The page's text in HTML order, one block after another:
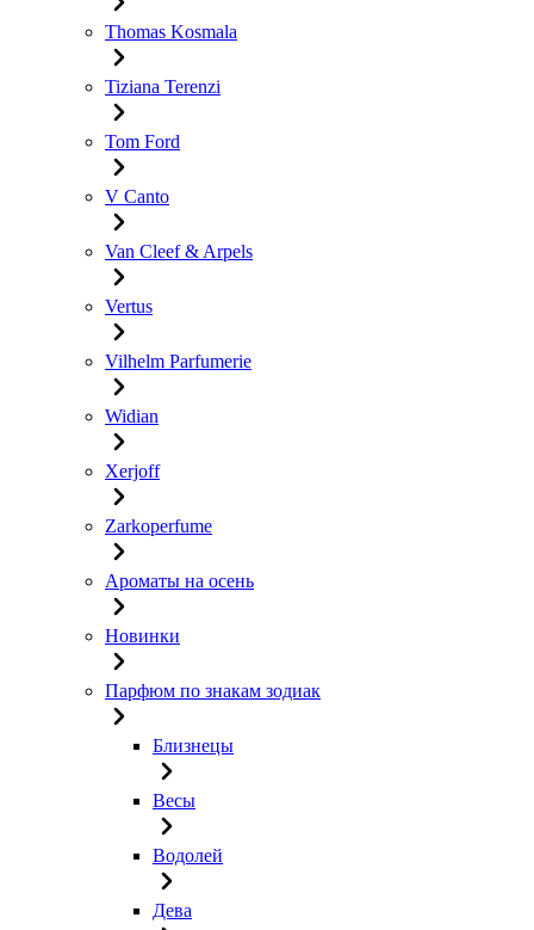
Thomas Kosmala
Tiziana Terenzi
Tom Ford
V Canto
Van Cleef & Arpels
Vertus
Vilhelm Parfumerie
Widian
Xerjoff
Zarkoperfume
Ароматы на осень
Новинки
Парфюм по знакам зодиак
Близнецы
Весы
Водолей
Дева